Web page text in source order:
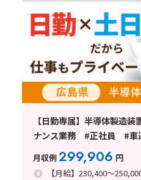
【日勤専属】半導体製造
ナンス業務 #正社員 #車
月収例299,906 円
【月給】230,400～